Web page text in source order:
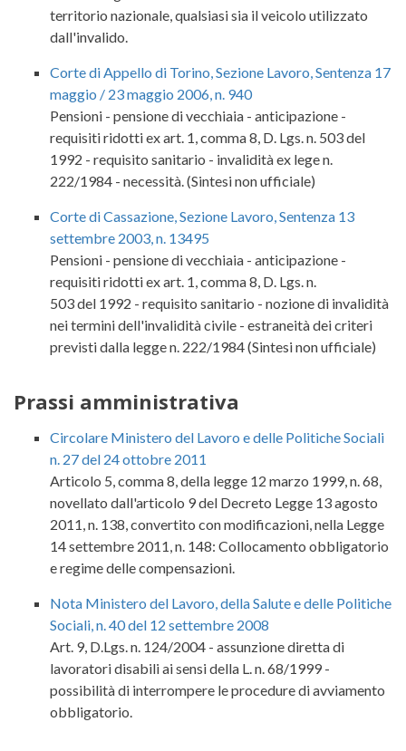
territorio nazionale, qualsiasi sia il veicolo utilizzato
dall'invalido.
Corte di Appello di Torino, Sezione Lavoro, Sentenza 17
maggio / 23 maggio 2006, n. 940
Pensioni - pensione di vecchiaia - anticipazione -
requisiti ridotti ex art. 1, comma 8, D. Lgs. n. 503 del
1992 - requisito sanitario - invalidità ex lege n.
222/1984 - necessità. (Sintesi non ufficiale)
Corte di Cassazione, Sezione Lavoro, Sentenza 13
settembre 2003, n. 13495
Pensioni - pensione di vecchiaia - anticipazione -
requisiti ridotti ex art. 1, comma 8, D. Lgs. n.
503 del 1992 - requisito sanitario - nozione di invalidità
nei termini dell'invalidità civile - estraneità dei criteri
previsti dalla legge n. 222/1984 (Sintesi non ufficiale)
Prassi amministrativa
Circolare Ministero del Lavoro e delle Politiche Sociali
n. 27 del 24 ottobre 2011
Articolo 5, comma 8, della legge 12 marzo 1999, n. 68,
novellato dall'articolo 9 del Decreto Legge 13 agosto
2011, n. 138, convertito con modificazioni, nella Legge
14 settembre 2011, n. 148: Collocamento obbligatorio
e regime delle compensazioni.
Nota Ministero del Lavoro, della Salute e delle Politiche
Sociali, n. 40 del 12 settembre 2008
Art. 9, D.Lgs. n. 124/2004 - assunzione diretta di
lavoratori disabili ai sensi della L. n. 68/1999 -
possibilità di interrompere le procedure di avviamento
obbligatorio.